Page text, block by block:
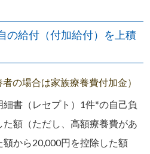
の給付（付加給付）を上積
の場合は家族療養費付加金）
書（レセプト）1件※の自己負
額（ただし、高額療養費があ
から20,000円を控除した額